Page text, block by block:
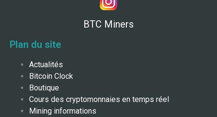
BTC Miners
Plan du site
Actualités
Bitcoin Clock
Boutique
Cours des cryptomonnaies en temps réel
Mining informations